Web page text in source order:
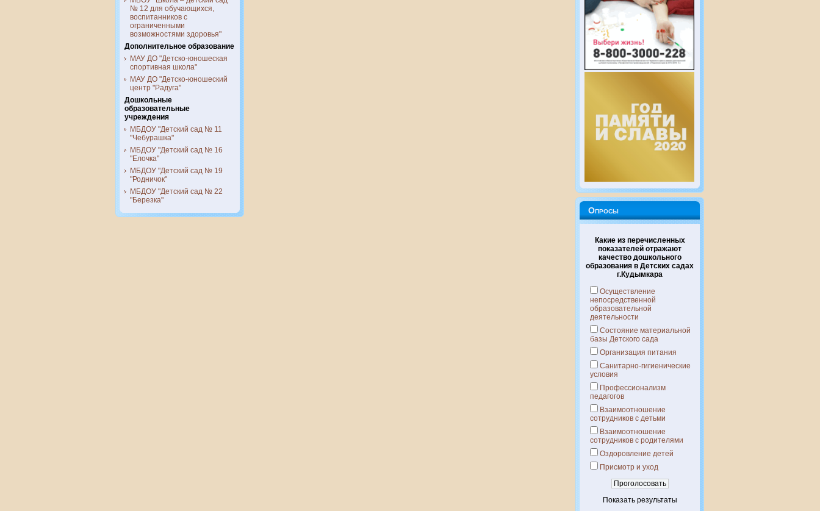
№ 12 для обучающихся,
воспитанников с
ограниченными
возможностями здоровья"
Дополнительное образование
МАУ ДО "Детско-юношеская
спортивная школа"
МАУ ДО "Детско-юношеский
центр "Радуга"
Дошкольные
образовательные
учреждения
МБДОУ "Детский сад № 11
"Чебурашка"
МБДОУ "Детский сад № 16
"Елочка"
МБДОУ "Детский сад № 19
"Родничок"
МБДОУ "Детский сад № 22
"Березка"
Опросы
Какие из перечисленных
показателей отражают
качество дошкольного
образования в Детских садах
г.Кудымкара
Осуществление
непосредственной
образовательной
деятельности
Состояние материальной
базы Детского сада
Организация питания
Санитарно-гигиенические
условия
Профессионализм
педагогов
Взаимоотношение
сотрудников с детьми
Взаимоотношение
сотрудников с родителями
Оздоровление детей
Присмотр и уход
Показать результаты